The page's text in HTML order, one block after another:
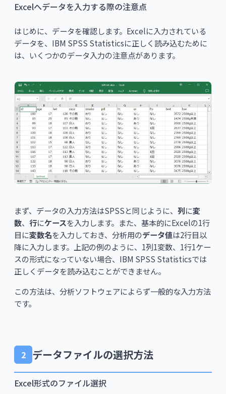
Excelへデータを入力する際の注意点
はじめに、データを確認します。Excelに入力されている
データを、IBM SPSS Statisticsに正しく読み込むために
は、いくつかのデータ入力の注意点があります。
まず、データの入力方法はSPSSと同じように、 列に変
数、 行にケースを入力します。また、基本的にExcelの1行
目に変数名を入力しておき、分析用のデータ値は2行目以
降に入力します。上記の例のように、1列1変数、1行1ケー
スの形式になっていない場合、IBM SPSS Statisticsでは
正しくデータを読み込むことができません。
この方法は、分析ソフトウェアによらず一般的な入力方法
です。
2 データファイルの選択方法
Excel形式のファイル選択